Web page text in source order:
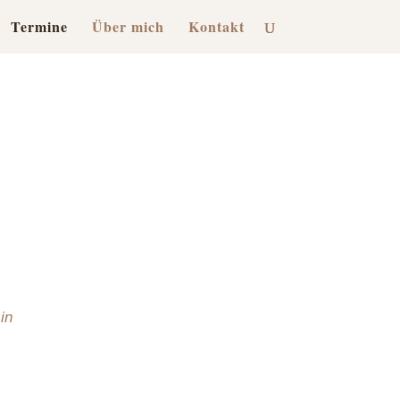
Termine Über mich Kontakt